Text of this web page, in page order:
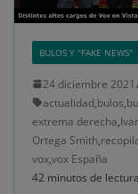
BULOS Y "FAKE NEWS"
24 diciembre 2021
actualidad,bulos,
extrema derecha,
Ortega Smith,
vox,vox España
42 minutos de lectura